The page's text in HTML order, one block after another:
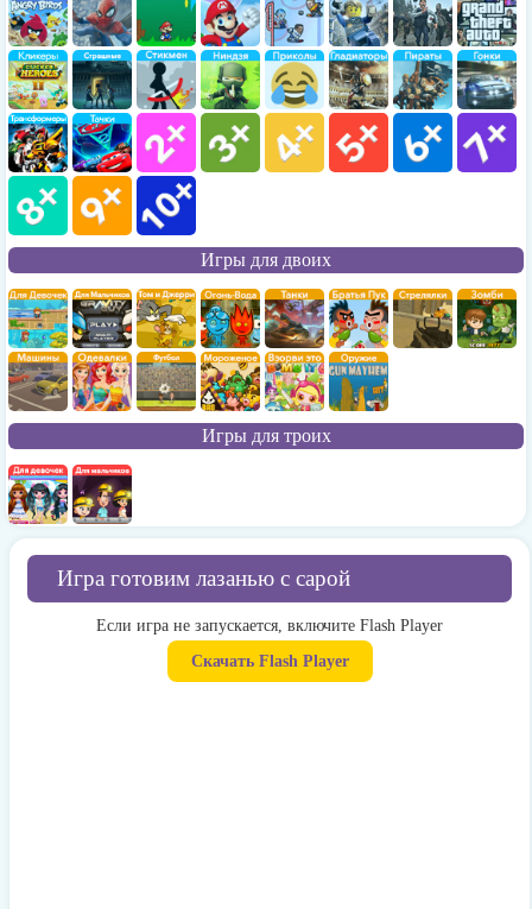
Игры для двоих
Игры для троих
Игра готовим лазанью с сарой
Если игра не запускается, включите Flash Player
Скачать Flash Player